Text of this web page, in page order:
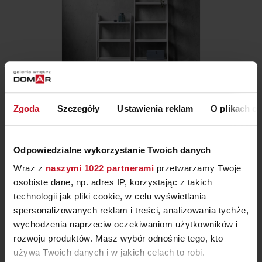
Zgoda Szczegóły Ustawienia reklam O plikach
Odpowiedzialne wykorzystanie Twoich danych
Wraz z naszymi 1022 partnerami przetwarzamy Twoje
osobiste dane, np. adres IP, korzystając z takich
technologii jak pliki cookie, w celu wyświetlania
spersonalizowanych reklam i treści, analizowania tychże,
wychodzenia naprzeciw oczekiwaniom użytkowników i
rozwoju produktów. Masz wybór odnośnie tego, kto
używa Twoich danych i w jakich celach to robi.
REGAŁ HERNING
ZAPYTAJ O CENĘ W SALONIE